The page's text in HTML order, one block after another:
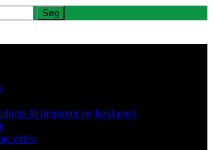
til hjemmet og køkkenet
video